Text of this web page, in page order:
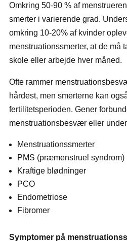
Omkring 50-90 % af
smerter i varierende grad.
omkring 10-20% af kvinder
menstruationssmerter, at de må
skole eller arbejde hver måned.
Ofte rammer
hårdest, men smerterne kan
fertilitetsperioden. Gener
menstruationsbesvær eller
Menstruationssmerter
PMS (præmenstruel syndrom)
Kraftige blødninger
PCO
Endometriose
Fibromer
Symptomer på